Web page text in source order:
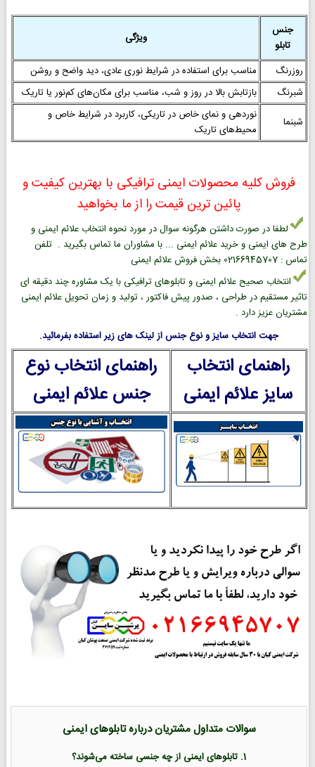
جنس
تابلو
ویژگی
روزرنگ
مناسب برای استفاده در شرایط نوری عادی، دید واضح و روشن
شبرنگ
بازتابش بالا در روز و شب، مناسب برای مکان‌های کم‌نور یا تاریک
شبنما
نوردهی و نمای خاص در تاریکی، کاربرد در شرایط خاص و
محیط‌های تاریک
فروش کلیه محصولات ایمنی ترافیکی با بهترین کیفیت و
پائین ترین قیمت را از ما بخواهید
لطفا در صورت داشتن هرگونه سوال در مورد نحوه انتخاب علائم ایمنی و
طرح های ایمنی و خرید علائم ایمنی ... با مشاوران ما تماس بگیرید . تلفن
تماس : 02166945707 بخش فروش علائم ایمنی
انتخاب صحیح علائم ایمنی و تابلوهای ترافیکی با یک مشاوره چند دقیقه ای
تاثیر مستقیم در طراحی ، صدور پیش فاکتور ، تولید و زمان تحویل علائم ایمنی
مشتریان عزیز دارد .
جهت انتخاب سایز و نوع جنس از لینک های زیر استفاده بفرمائید.
راهنمای انتخاب
سایز علائم ایمنی
راهنمای انتخاب نوع
جنس علائم ایمنی
سوالات متداول مشتریان درباره تابلوهای ایمنی
1. تابلوهای ایمنی از چه جنسی ساخته می‌شوند؟